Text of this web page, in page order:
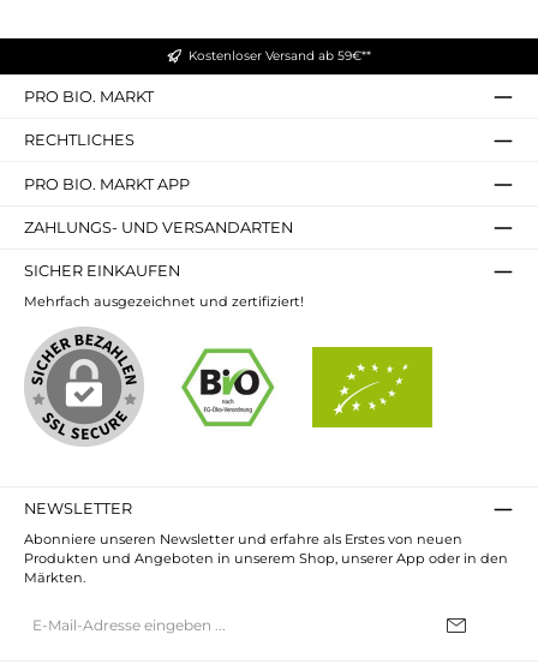
Kostenloser Versand ab 59€**
PRO BIO. MARKT
RECHTLICHES
PRO BIO. MARKT APP
ZAHLUNGS- UND VERSANDARTEN
SICHER EINKAUFEN
Mehrfach ausgezeichnet und zertifiziert!
NEWSLETTER
Abonniere unseren Newsletter und erfahre als Erstes von neuen
Produkten und Angeboten in unserem Shop, unserer App oder in den
Märkten.
Mail-